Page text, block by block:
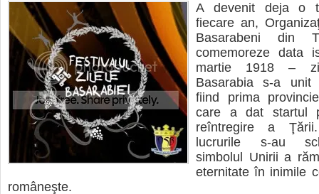
A devenit deja o
fiecare an,
Basarabeni din
comemoreze data
martie 1918 –
Basarabia s-a unit
fiind prima
care a dat startul
reîntregire a
lucrurile s-au
simbolul Unirii a
eternitate în inimile
româneşte.